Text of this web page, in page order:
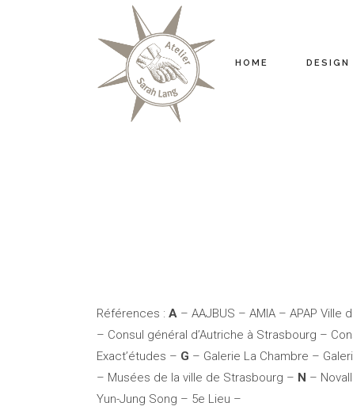
HOME DESIGN
Références : A – AAJBUS – AMIA – APAP Ville
– Consul général d’Autriche à Strasbourg –
Exact’études – G – Galerie La Chambre –
– Musées de la ville de Strasbourg – N –
Yun-Jung Song – 5e Lieu –